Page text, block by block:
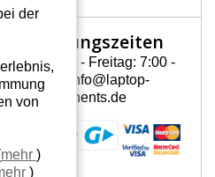
die die hohe
A+ erfüllen, also ohne
Pixel, und zwar über die
Zum Beispiel
Herstellern AUO,
Hannstar,
Samsung, LG Phillips und
Öffnungszeiten
Montag - Freitag: 7:00 -
15:30 info@laptop-
components.de
der
von
mehr )
)